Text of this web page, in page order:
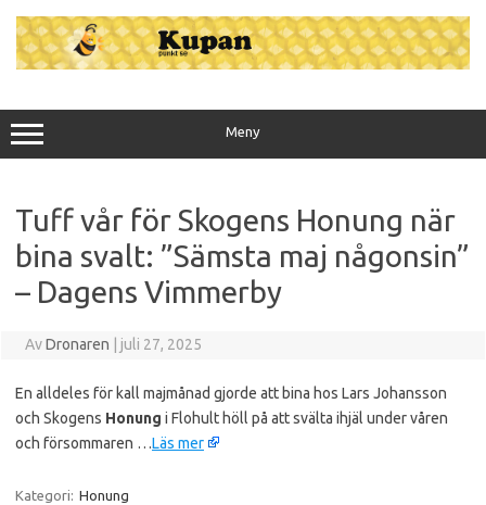
innehåll
Meny
Tuff vår för Skogens Honung när
bina svalt: ”Sämsta maj någonsin”
– Dagens Vimmerby
AvDronaren juli 27, 2025
En alldeles för kall majmånad gjorde att bina hos Lars Johansson
och Skogens Honung i Flohult höll på att svälta ihjäl under våren
och försommaren …Läs mer
Kategori: Honung